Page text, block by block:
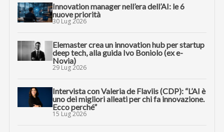
Innovation manager nell’era dell’AI: le 6
nuove priorità
30 Lug 2026
Elemaster crea un innovation hub per startup
deep tech, alla guida Ivo Boniolo (ex e-
Novia)
29 Lug 2026
Intervista con Valeria de Flaviis (CDP): “L’AI è
uno dei migliori alleati per chi fa innovazione.
Ecco perché”
15 Lug 2026